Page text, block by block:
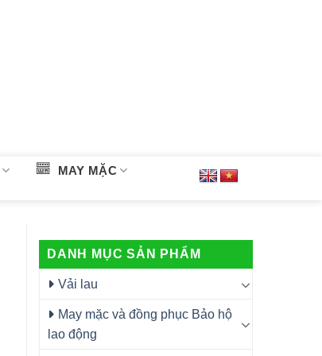
MAY MẶC
DANH MỤC SẢN PHẨM
Vải lau
May mặc và đồng phục Bảo hộ
lao động